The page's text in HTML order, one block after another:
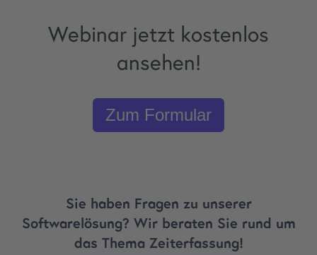
Webinar jetzt kostenlos
ansehen!
Zum Formular
Sie haben Fragen zu unserer
Softwarelösung? Wir beraten Sie rund um
das Thema Zeiterfassung!